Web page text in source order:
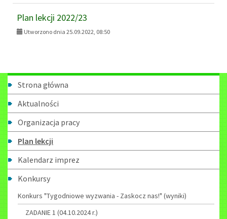
Plan lekcji 2022/23
Utworzono dnia 25.09.2022, 08:50
Menu
boczne
Strona główna
Aktualności
Organizacja pracy
Plan lekcji
Kalendarz imprez
Konkursy
Konkurs "Tygodniowe wyzwania - Zaskocz nas!" (wyniki)
ZADANIE 1 (04.10.2024 r.)